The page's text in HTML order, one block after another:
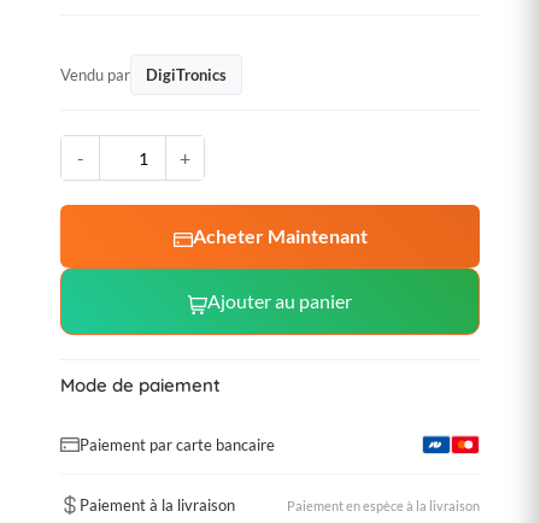
Vendu par DigiTronics
- +
Acheter Maintenant
Ajouter au panier
Mode de paiement
Paiement par carte bancaire
Paiement à la livraison Paiement en espèce à la livraison